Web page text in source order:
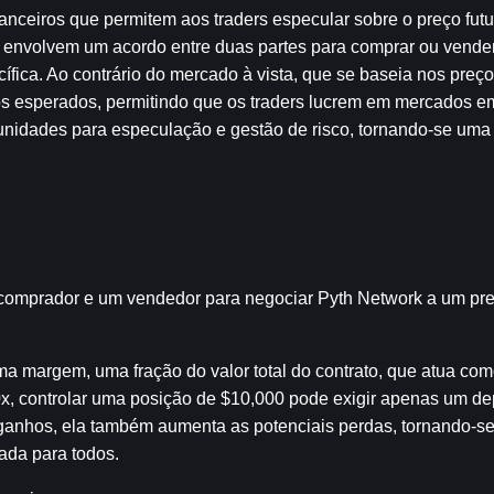
que permitem aos traders especular sobre o preço
um acordo entre duas partes para comprar ou
Ao contrário do mercado à vista, que se baseia nos
esperados, permitindo que os traders lucrem em mercados
para especulação e gestão de risco, tornando-se
e um vendedor para negociar Pyth Network a um
margem, uma fração do valor total do contrato, que atua
controlar uma posição de $10,000 pode exigir apenas um
ela também aumenta as potenciais perdas, tornando-
para todos.